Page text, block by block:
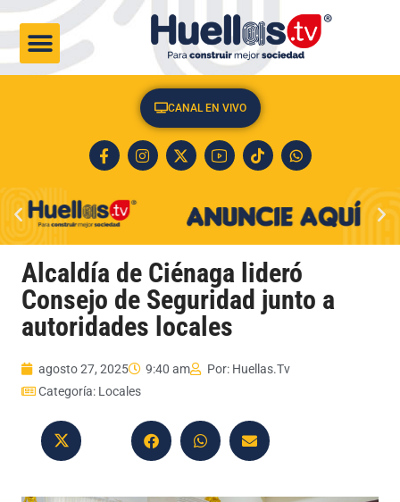
CANAL EN VIVO
Alcaldía de Ciénaga lideró
Consejo de Seguridad junto a
autoridades locales
agosto 27, 2025 9:40 am Por: Huellas.Tv
Categoría: Locales